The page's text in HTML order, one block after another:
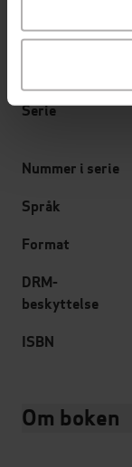
Lengde
Serie
Nummer i serie
Språk
Format
DRM-
beskyttelse
ISBN
Om boken